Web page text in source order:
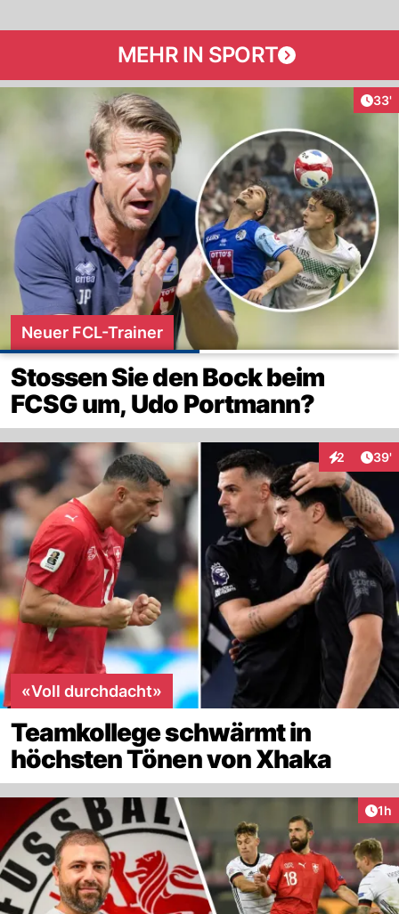
MEHR IN SPORT
33'
Neuer FCL-Trainer
Stossen Sie den Bock beim
FCSG um, Udo Portmann?
2 39'
«Voll durchdacht»
Teamkollege schwärmt in
höchsten Tönen von Xhaka
1h